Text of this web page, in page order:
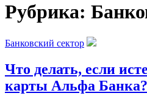
Рубрика:
Банковский сектор
Что делать, если
карты Альфа Банка?